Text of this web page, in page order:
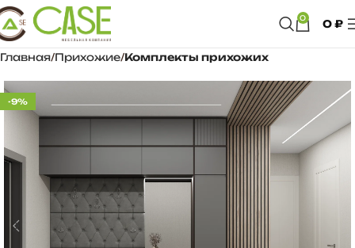
0 0₽
Главная Прихожие Комплекты прихожих
-9%